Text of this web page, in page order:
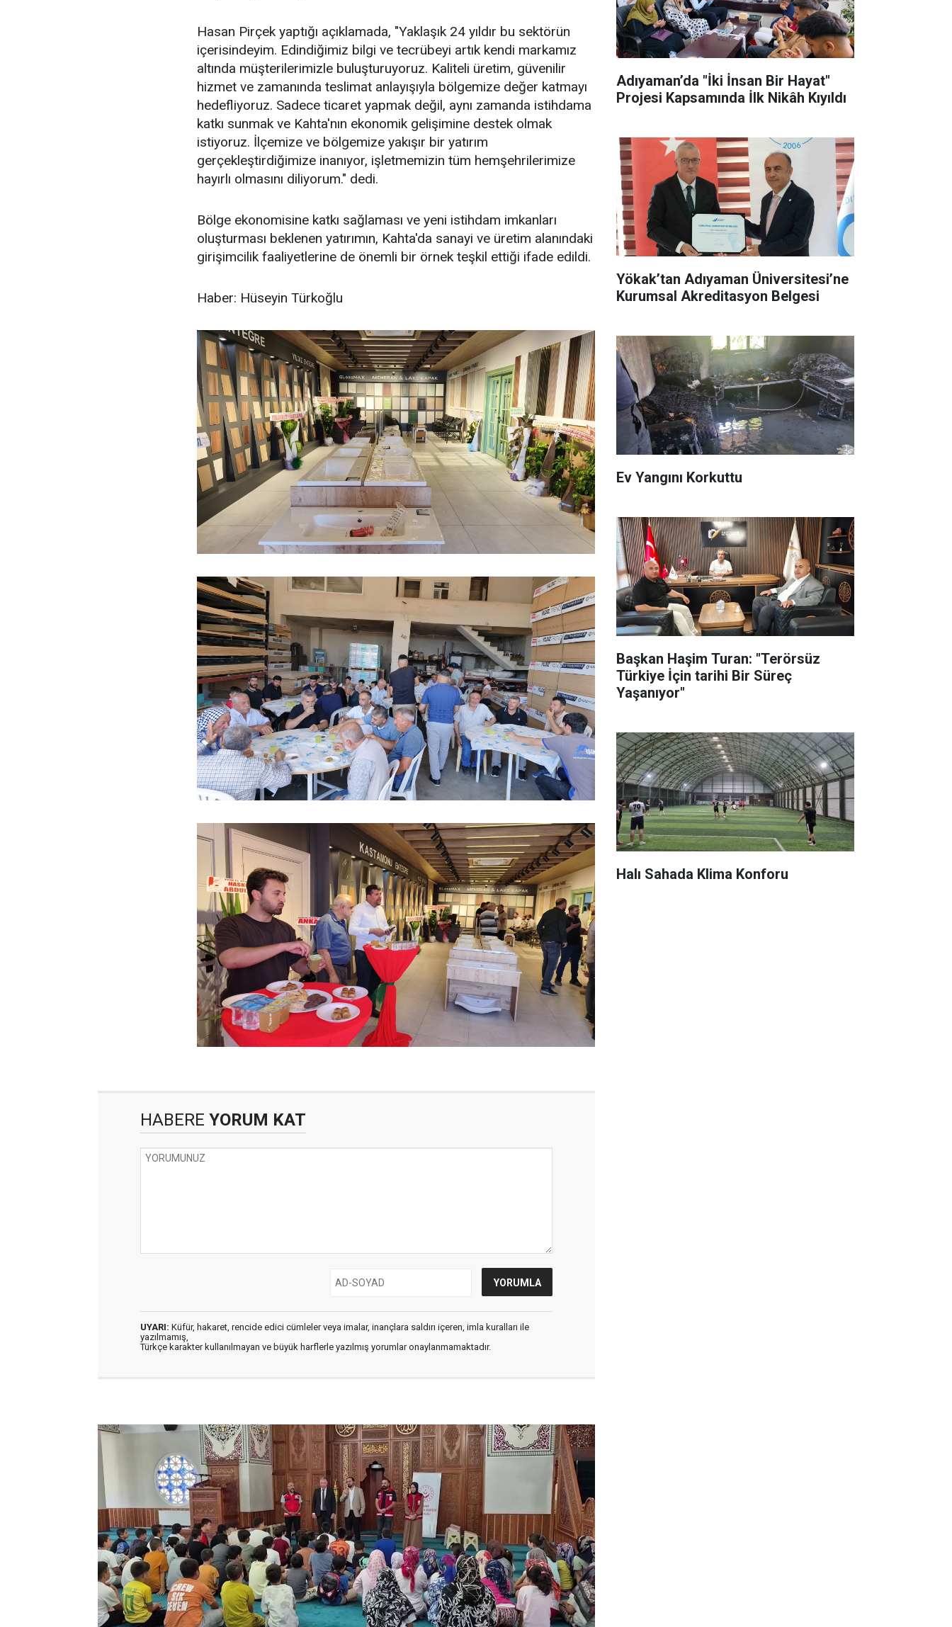
Hasan Pirçek yaptığı açıklamada, "Yaklaşık 24 yıldır bu sektörün
içerisindeyim. Edindiğimiz bilgi ve tecrübeyi artık kendi markamız
altında müşterilerimizle buluşturuyoruz. Kaliteli üretim, güvenilir
hizmet ve zamanında teslimat anlayışıyla bölgemize değer katmayı
hedefliyoruz. Sadece ticaret yapmak değil, aynı zamanda istihdama
katkı sunmak ve Kahta'nın ekonomik gelişimine destek olmak
istiyoruz. İlçemize ve bölgemize yakışır bir yatırım
gerçekleştirdiğimize inanıyor, işletmemizin tüm hemşehrilerimize
hayırlı olmasını diliyorum." dedi.
Bölge ekonomisine katkı sağlaması ve yeni istihdam imkanları
oluşturması beklenen yatırımın, Kahta'da sanayi ve üretim alanındaki
girişimcilik faaliyetlerine de önemli bir örnek teşkil ettiği ifade edildi.
Haber: Hüseyin Türkoğlu
HABERE YORUM KAT
UYARI: Küfür, hakaret, rencide edici cümleler veya imalar, inançlara saldırı içeren, imla kuralları ile
yazılmamış,
Türkçe karakter kullanılmayan ve büyük harflerle yazılmış yorumlar onaylanmamaktadır.
Adıyaman’da "İki İnsan Bir Hayat"
Projesi Kapsamında İlk Nikâh Kıyıldı
Yökak’tan Adıyaman Üniversitesi’ne
Kurumsal Akreditasyon Belgesi
Ev Yangını Korkuttu
Başkan Haşim Turan: "Terörsüz
Türkiye İçin tarihi Bir Süreç
Yaşanıyor"
Halı Sahada Klima Konforu